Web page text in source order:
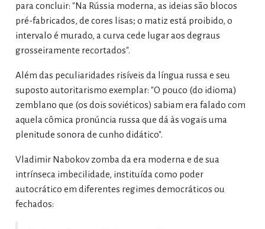
para concluir: "Na Rússia moderna, as ideias são blocos
pré-fabricados, de cores lisas; o matiz está proibido, o
intervalo é murado, a curva cede lugar aos degraus
grosseiramente recortados".
Além das peculiaridades risíveis da língua russa e seu
suposto autoritarismo exemplar: "O pouco (do idioma)
zemblano que (os dois soviéticos) sabiam era falado com
aquela cômica pronúncia russa que dá às vogais uma
plenitude sonora de cunho didático".
Vladimir Nabokov zomba da era moderna e de sua
intrínseca imbecilidade, instituída como poder
autocrático em diferentes regimes democráticos ou
fechados: